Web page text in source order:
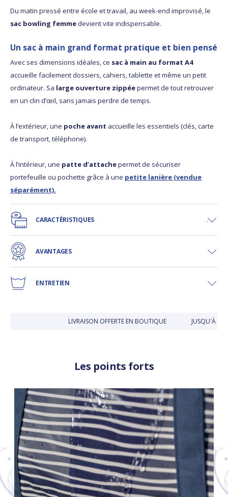
Du matin pressé entre école et travail, au week-end improvisé, le
sac bowling femmedevient vite indispensable.
Un sac à main grand format pratique et bien pensé
Avec ses dimensions idéales, ce sac à main au format A4
accueille facilement dossiers, cahiers, tablette et même un petit
ordinateur. Sa large ouverture zippéepermet de tout retrouver
en un clin d’œil, sans jamais perdre de temps.
À l’extérieur, une poche avant accueille les essentiels (clés, carte
de transport, téléphone).
À l’intérieur, une patte d’attachepermet de sécuriser
portefeuille ou pochette grâce à une petite lanière (vendue
séparément).
CARACTÉRISTIQUES
AVANTAGES
ENTRETIEN
LIVRAISON OFFERTE EN BOUTIQUE JUSQU'À 30
Les points forts